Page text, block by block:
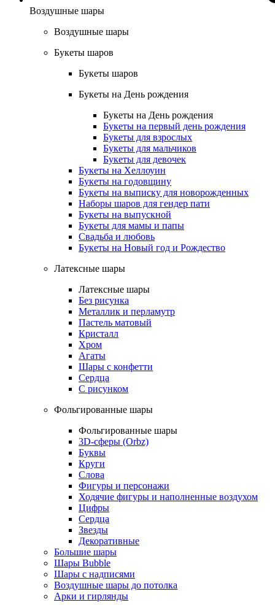
Воздушные шары
Воздушные шары
Букеты шаров
Букеты шаров
Букеты на День рождения
Букеты на День рождения
Букеты на первый день рождения
Букеты для взрослых
Букеты для мальчиков
Букеты для девочек
Букеты на Хеллоуин
Букеты на годовщину
Букеты на выписку для новорожденных
Наборы шаров для гендер пати
Букеты на выпускной
Букеты для мамы и папы
Свадьба и любовь
Букеты на Новый год и Рождество
Латексные шары
Латексные шары
Без рисунка
Металлик и перламутр
Пастель матовый
Кристалл
Хром
Агаты
Шары с конфетти
Сердца
С рисунком
Фольгированные шары
Фольгированные шары
3D-сферы (Orbz)
Буквы
Круги
Слова
Фигуры и персонажи
Ходячие фигуры и наполненные воздухом
Цифры
Сердца
Звезды
Декоративные
Большие шары
Шары Bubble
Шары с надписями
Воздушные шары до потолка
Арки и гирлянды